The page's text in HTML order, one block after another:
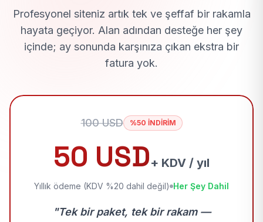
Profesyonel siteniz artık tek ve şeffaf bir rakamla
hayata geçiyor. Alan adından desteğe her şey
içinde; ay sonunda karşınıza çıkan ekstra bir
fatura yok.
100 USD %50 İNDİRİM
50 USD+ KDV / yıl
Yıllık ödeme (KDV %20 dahil değil) Her Şey Dahil
"Tek bir paket, tek bir rakam —